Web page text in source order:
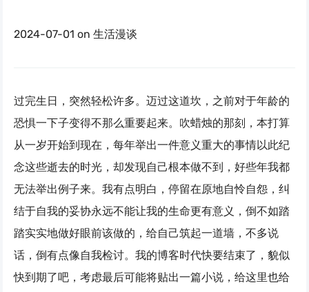
2024-07-01 on 生活漫谈
过完生日，突然轻松许多。迈过这道坎，之前对于年龄的
恐惧一下子变得不那么重要起来。吹蜡烛的那刻，本打算
从一岁开始到现在，每年举出一件意义重大的事情以此纪
念这些逝去的时光，却发现自己根本做不到，好些年我都
无法举出例子来。我有点明白，停留在原地自怜自怨，纠
结于自我的妥协永远不能让我的生命更有意义，倒不如踏
踏实实地做好眼前该做的，给自己筑起一道墙，不多说
话，倒有点像自我检讨。我的博客时代快要结束了，貌似
快到期了吧，考虑最后可能将贴出一篇小说，给这里也给